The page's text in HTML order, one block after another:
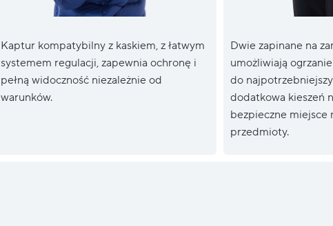
Kaptur kompatybilny z kaskiem, z łatwym
systemem regulacji, zapewnia ochronę i
pełną widoczność niezależnie od
warunków.
Dwie zapinane na
umożliwiają
do
dodatkowa kieszeń
bezpieczne miejsce
przedmioty.